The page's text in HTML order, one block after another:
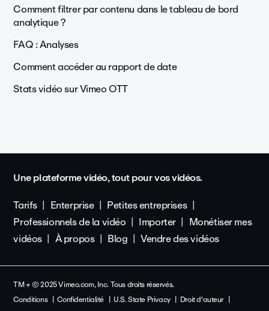
Comment filtrer par contenu dans le tableau de bord
analytique ?
FAQ : Analyses
Comment accéder au rapport de date
Stats vidéo sur Vimeo OTT
Une plateforme vidéo, tout pour vos vidéos.
Tarifs
Enterprise
Petites entreprises
Professionnels de la vidéo
Importer
Monétiser mes
vidéos
À propos Blog Vendre des vidéos
TM + © 2025 Vimeo.com, Inc. Tous droits réservés.
Conditions
Confidentialité U.S. State Privacy
Droit d'auteur